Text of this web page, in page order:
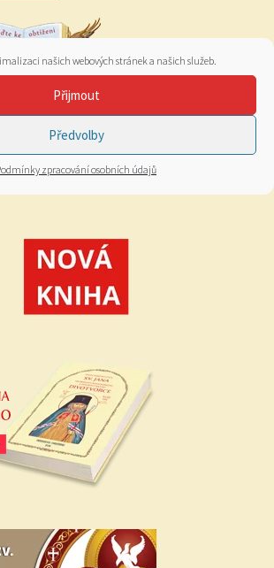
našich webových stránek a našich služeb.
Přijmout
Předvolby
zpracování osobních údajů